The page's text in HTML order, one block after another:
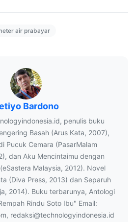
air prabayar
Bardono
penulis buku
Basah (Arus Kata, 2007),
Pucuk Cemara (PasarMalam
dan Aku Mencintaimu dengan
Malaysia, 2012). Novel
(Diva Press, 2013) dan Separuh
2014). Buku terbarunya, Antologi
Rindu Soto Ibu" Email:
redaksi@technologyindonesia.id